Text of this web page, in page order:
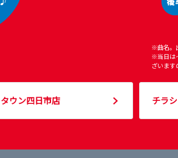
※曲名。
※当日は
ざいます
ウン四日市店 チラ